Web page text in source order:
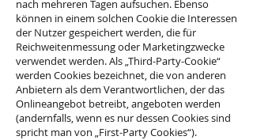
nach mehreren Tagen aufsuchen. Ebenso
können in einem solchen Cookie die Interessen
der Nutzer gespeichert werden, die für
Reichweitenmessung oder Marketingzwecke
verwendet werden. Als „Third-Party-Cookie“
werden Cookies bezeichnet, die von anderen
Anbietern als dem Verantwortlichen, der das
Onlineangebot betreibt, angeboten werden
(andernfalls, wenn es nur dessen Cookies sind
spricht man von „First-Party Cookies“).